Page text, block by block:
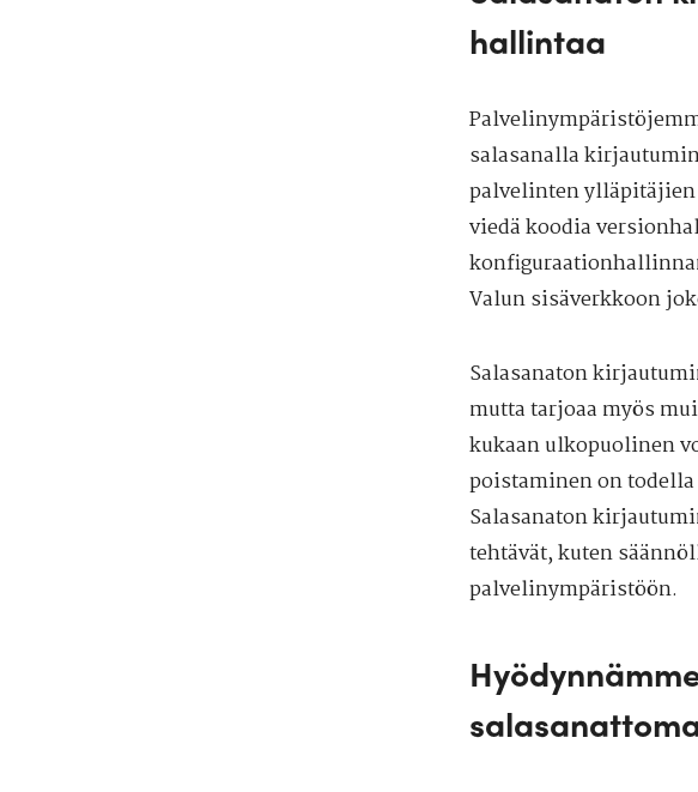
hallintaa
salasanalla
palvelinten
viedä koodia
Valun sisäverkkoon
Salasanaton
mutta tarjoaa myös
kukaan ulkopuolinen
poistaminen on
Salasanaton
tehtävät, kuten
palvelinympäristöön.